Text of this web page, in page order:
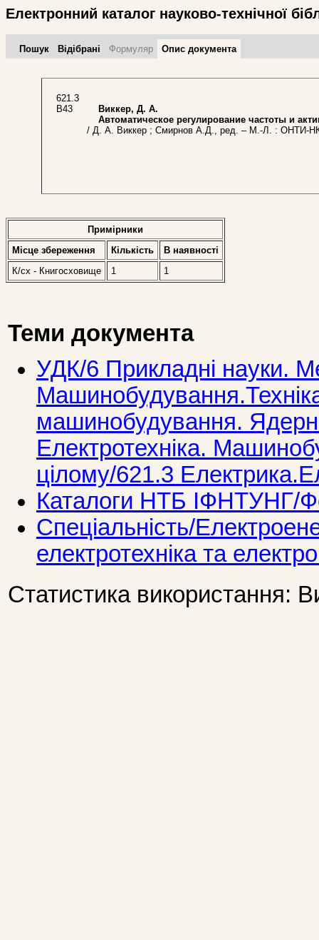
Електронний каталог науково-технічної
Пошук Відібрані Формуляр Опис документа
621.3
В43
Виккер, Д. А.
Автоматическое регулирование частоты и
/ Д. А. Виккер ; Смирнов А.Д., ред. – М.-Л. : ОНТИ-
Примірники
Місце збереження
Кількість
В наявностi
К/сх - Книгосховище
1 1
Теми документа
УДК/6 Прикладнi науки.
машинобудування.
Електротехнiка.
цілому/621.3
Каталоги НТБ ІФНТУНГ/
Спеціальність/
електротехніка та
Статистика використання: